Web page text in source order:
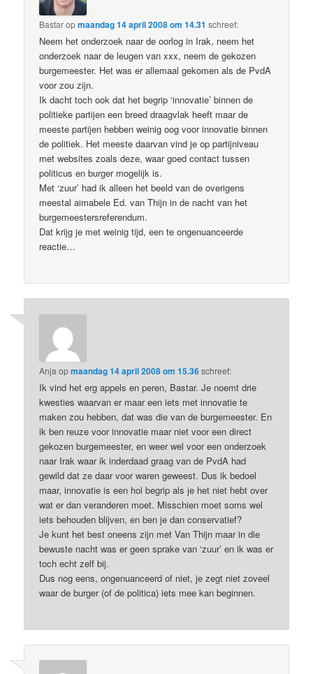
Bastaropmaandag 14 april 2008 om 14.31 schreef:
Neem het onderzoek naar de oorlog in Irak, neem het
onderzoek naar de leugen van xxx, neem de gekozen
burgemeester. Het was er allemaal gekomen als de PvdA
voor zou zijn.
Ik dacht toch ook dat het begrip ‘innovatie’ binnen de
politieke partijen een breed draagvlak heeft maar de
meeste partijen hebben weinig oog voor innovatie binnen
de politiek. Het meeste daarvan vind je op partijniveau
met websites zoals deze, waar goed contact tussen
politicus en burger mogelijk is.
Met ‘zuur’ had ik alleen het beeld van de overigens
meestal aimabele Ed. van Thijn in de nacht van het
burgemeestersreferendum.
Dat krijg je met weinig tijd, een te ongenuanceerde
reactie…
Anja opmaandag 14 april 2008 om 15.36schreef:
Ik vind het erg appels en peren, Bastar. Je noemt drie
kwesties waarvan er maar een iets met innovatie te
maken zou hebben, dat was die van de burgemeester. En
ik ben reuze voor innovatie maar niet voor een direct
gekozen burgemeester, en weer wel voor een onderzoek
naar Irak waar ik inderdaad graag van de PvdA had
gewild dat ze daar voor waren geweest. Dus ik bedoel
maar, innovatie is een hol begrip als je het niet hebt over
wat er dan veranderen moet. Misschien moet soms wel
iets behouden blijven, en ben je dan conservatief?
Je kunt het best oneens zijn met Van Thijn maar in die
bewuste nacht was er geen sprake van ‘zuur’ en ik was er
toch echt zelf bij.
Dus nog eens, ongenuanceerd of niet, je zegt niet zoveel
waar de burger (of de politica) iets mee kan beginnen.